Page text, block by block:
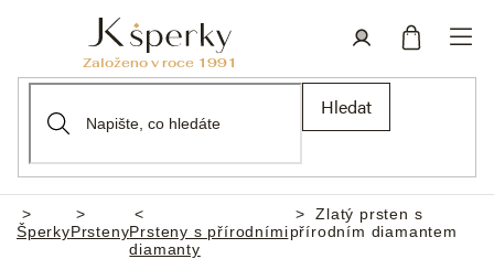
Hledat
Domů
ŠperkyPrstenyPrsteny s přírodními
diamanty
Zlatý prsten s
přírodním diamantem